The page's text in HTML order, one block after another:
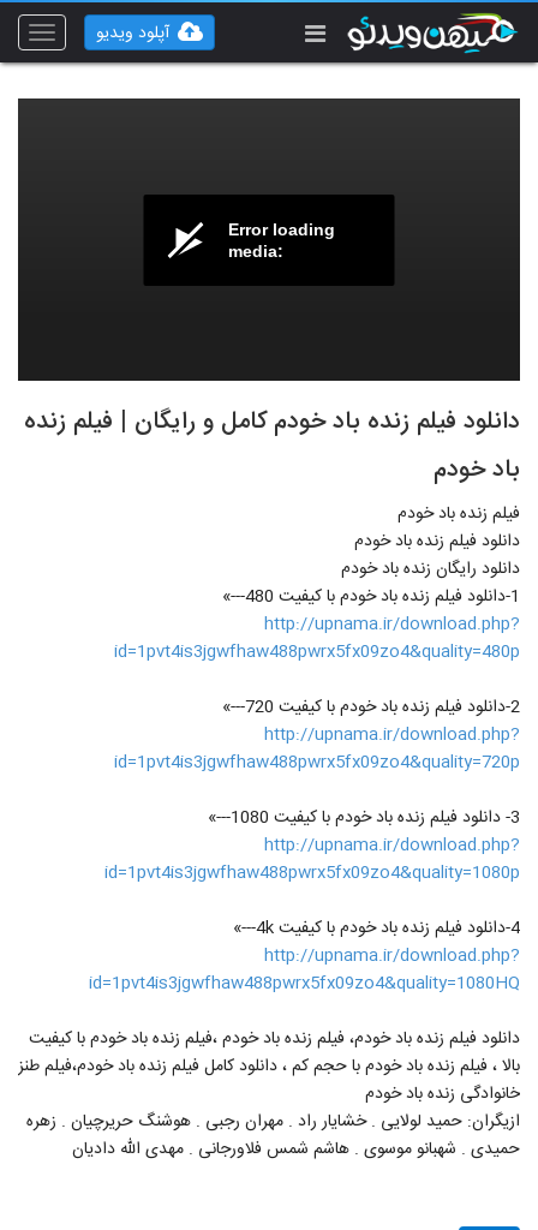
Toggle
آپلود ویدیو
Error loading
media:
دانلود فیلم زنده باد خودم کامل و رایگان | فیلم زنده
باد خودم
فیلم زنده باد خودم
دانلود فیلم زنده باد خودم
دانلود رایگان زنده باد خودم
1-دانلود فیلم زنده باد خودم با کیفیت 480---»
http://upnama.ir/download.php?
id=1pvt4is3jgwfhaw488pwrx5fx09zo4&quality=480p
2-دانلود فیلم زنده باد خودم با کیفیت 720---»
http://upnama.ir/download.php?
id=1pvt4is3jgwfhaw488pwrx5fx09zo4&quality=720p
3- دانلود فیلم زنده باد خودم با کیفیت 1080---»
http://upnama.ir/download.php?
id=1pvt4is3jgwfhaw488pwrx5fx09zo4&quality=1080p
4-دانلود فیلم زنده باد خودم با کیفیت 4k---»
http://upnama.ir/download.php?
id=1pvt4is3jgwfhaw488pwrx5fx09zo4&quality=1080HQ
دانلود فیلم زنده باد خودم، فیلم زنده باد خودم ،فیلم زنده باد خودم با کیفیت
بالا ، فیلم زنده باد خودم با حجم کم ، دانلود کامل فیلم زنده باد خودم،فیلم طنز
خانوادگی زنده باد خودم
ازیگران: حمید لولایی . خشایار راد . مهران رجبی . هوشنگ حریرچیان . زهره
حمیدی . شهبانو موسوی . هاشم شمس فلاورجانی . مهدی الله دادیان